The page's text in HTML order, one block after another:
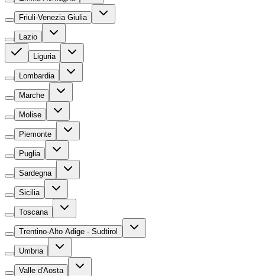
Friuli-Venezia Giulia
Lazio
Liguria
Lombardia
Marche
Molise
Piemonte
Puglia
Sardegna
Sicilia
Toscana
Trentino-Alto Adige - Sudtirol
Umbria
Valle d'Aosta